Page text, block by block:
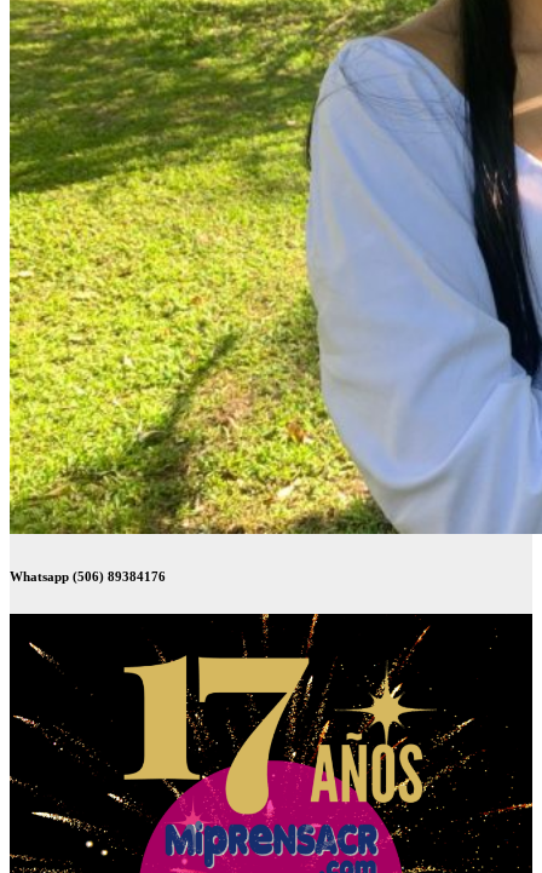
Whatsapp (506) 89384176